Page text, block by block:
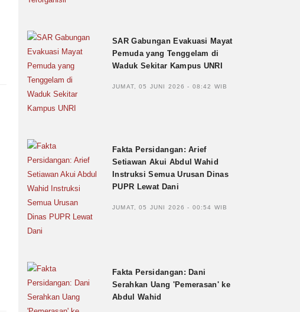
SAR Gabungan Evakuasi Mayat
Pemuda yang Tenggelam di
Waduk Sekitar Kampus UNRI
JUMAT, 05 JUNI 2026 - 08:42 WIB
Fakta Persidangan: Arief
Setiawan Akui Abdul Wahid
Instruksi Semua Urusan Dinas
PUPR Lewat Dani
JUMAT, 05 JUNI 2026 - 00:54 WIB
Fakta Persidangan: Dani
Serahkan Uang 'Pemerasan' ke
Abdul Wahid